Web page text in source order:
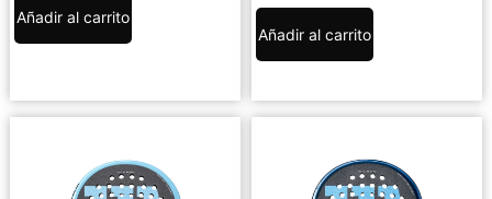
Añadir al carrito
Añadir al carrito